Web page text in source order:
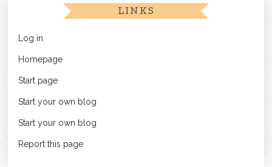
LINKS
Log in
Homepage
Start page
Start your own blog
Start your own blog
Report this page